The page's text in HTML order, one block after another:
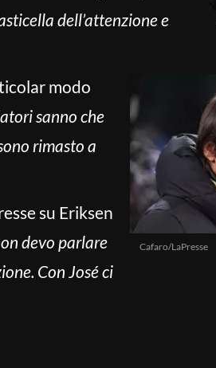
dell’attenzione e
Cafaro/LaPresse
modo
sanno che
rimasto a
su Eriksen
devo parlare
Con José ci